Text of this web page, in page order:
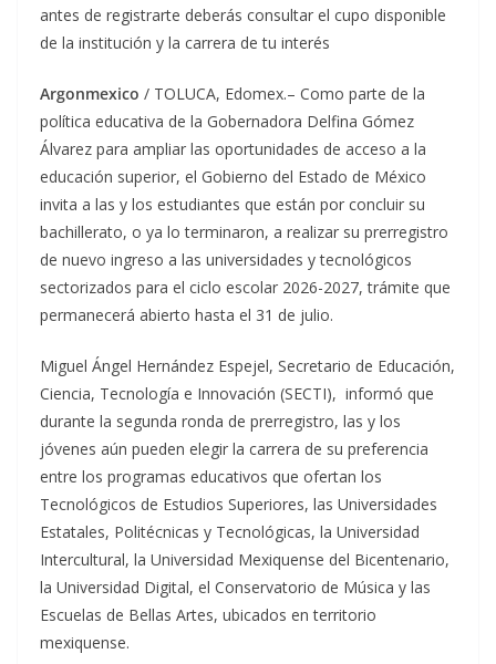
antes de registrarte deberás consultar el cupo disponible
de la institución y la carrera de tu interés
Argonmexico / TOLUCA, Edomex.– Como parte de la
política educativa de la Gobernadora Delfina Gómez
Álvarez para ampliar las oportunidades de acceso a la
educación superior, el Gobierno del Estado de México
invita a las y los estudiantes que están por concluir su
bachillerato, o ya lo terminaron, a realizar su prerregistro
de nuevo ingreso a las universidades y tecnológicos
sectorizados para el ciclo escolar 2026-2027, trámite que
permanecerá abierto hasta el 31 de julio.
Miguel Ángel Hernández Espejel, Secretario de Educación,
Ciencia, Tecnología e Innovación (SECTI), informó que
durante la segunda ronda de prerregistro, las y los
jóvenes aún pueden elegir la carrera de su preferencia
entre los programas educativos que ofertan los
Tecnológicos de Estudios Superiores, las Universidades
Estatales, Politécnicas y Tecnológicas, la Universidad
Intercultural, la Universidad Mexiquense del Bicentenario,
la Universidad Digital, el Conservatorio de Música y las
Escuelas de Bellas Artes, ubicados en territorio
mexiquense.